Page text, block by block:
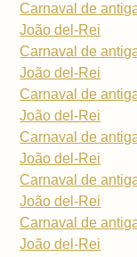
Carnaval de
João del-Rei
Carnaval de
João del-Rei
Carnaval de
João del-Rei
Carnaval de
João del-Rei
Carnaval de
João del-Rei
Carnaval de
João del-Rei